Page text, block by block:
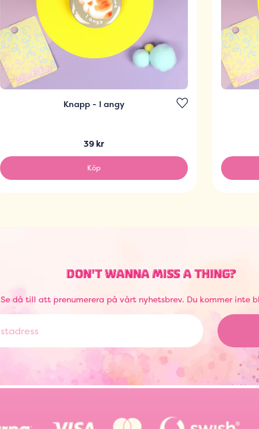
Knapp - I angy
39 kr
Köp
DON'T WANNA MISS A THING?
Se då till att prenumerera på vårt nyhetsbrev. Du kommer inte